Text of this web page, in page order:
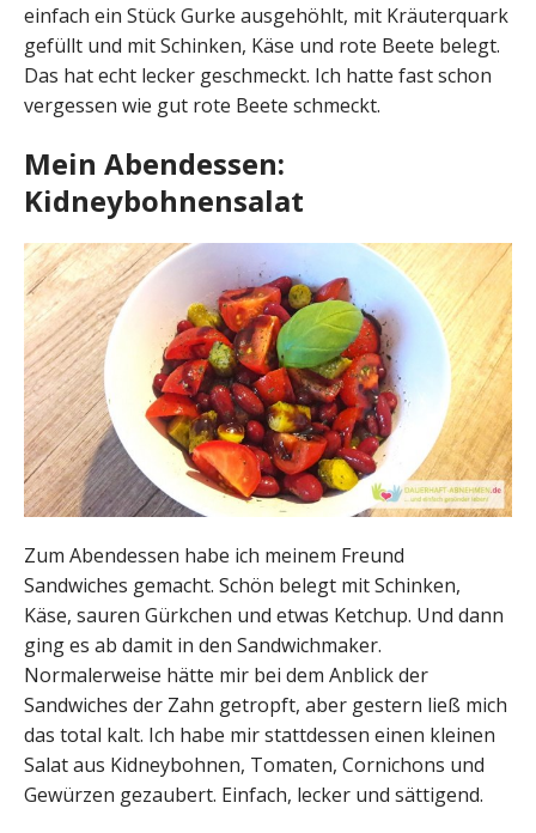
einfach ein Stück Gurke ausgehöhlt, mit Kräuterquark
gefüllt und mit Schinken, Käse und rote Beete belegt.
Das hat echt lecker geschmeckt. Ich hatte fast schon
vergessen wie gut rote Beete schmeckt.
Mein Abendessen:
Kidneybohnensalat
Zum Abendessen habe ich meinem Freund
Sandwiches gemacht. Schön belegt mit Schinken,
Käse, sauren Gürkchen und etwas Ketchup. Und dann
ging es ab damit in den Sandwichmaker.
Normalerweise hätte mir bei dem Anblick der
Sandwiches der Zahn getropft, aber gestern ließ mich
das total kalt. Ich habe mir stattdessen einen kleinen
Salat aus Kidneybohnen, Tomaten, Cornichons und
Gewürzen gezaubert. Einfach, lecker und sättigend.